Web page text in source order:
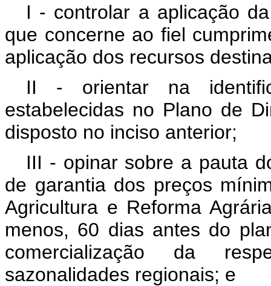
I - controlar a aplicação
que concerne ao fiel
aplicação dos recursos
II - orientar na
estabelecidas no Plano de
disposto no inciso anterior;
III - opinar sobre a pauta
de garantia dos preços
Agricultura e Reforma
menos, 60 dias antes do
comercialização da
sazonalidades regionais; e